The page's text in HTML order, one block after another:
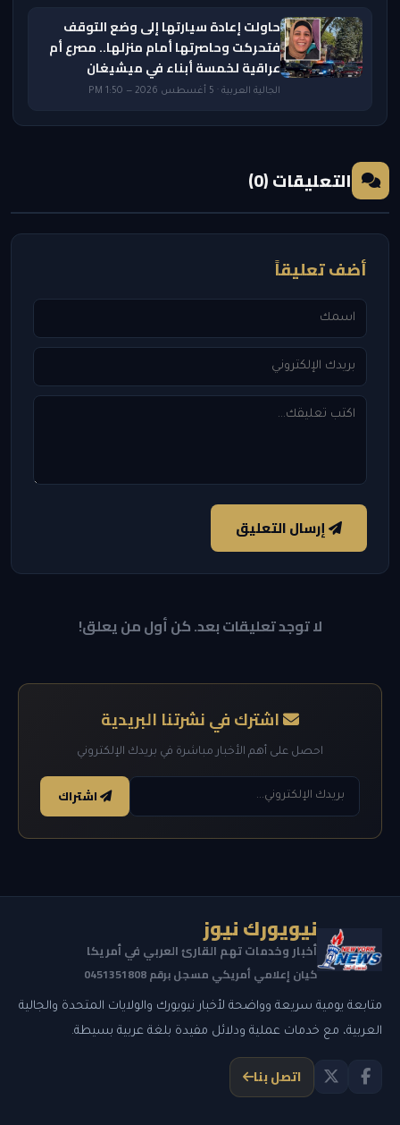
حاولت إعادة سيارتها إلى وضع التوقف
فتحركت وحاصرتها أمام منزلها.. مصرع أم
عراقية لخمسة أبناء في ميشيغان
الجالية العربية · 5 أغسطس 2026 — 1:50 PM
التعليقات (0)
أضف تعليقاً
إرسال التعليق
لا توجد تعليقات بعد. كن أول من يعلق!
اشترك في نشرتنا البريدية
احصل على أهم الأخبار مباشرة في بريدك الإلكتروني
اشتراك
نيويورك نيوز
أخبار وخدمات تهم القارئ العربي في أمريكا
كيان إعلامي أمريكي مسجل برقم 0451351808
متابعة يومية سريعة وواضحة لأخبار نيويورك والولايات المتحدة والجالية
العربية، مع خدمات عملية ودلائل مفيدة بلغة عربية بسيطة.
اتصل بنا